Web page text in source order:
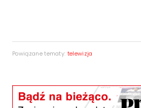
Powiązane tematy: telewizja